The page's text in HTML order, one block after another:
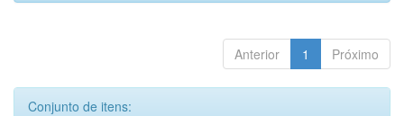
Anterior 1 Próximo
Conjunto de itens: